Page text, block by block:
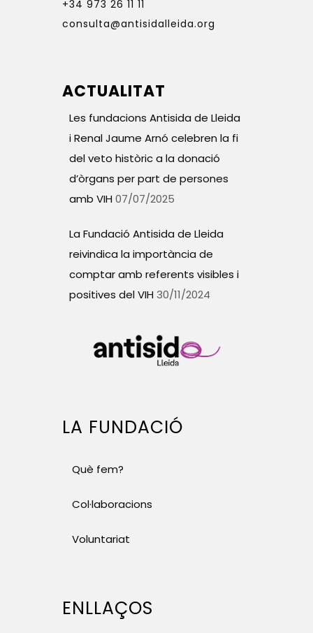
+34 973 26 11 11
consulta@antisidalleida.org
ACTUALITAT
Les fundacions Antisida de Lleida
i Renal Jaume Arnó celebren la fi
del veto històric a la donació
d’òrgans per part de persones
amb VIH 07/07/2025
La Fundació Antisida de Lleida
reivindica la importància de
comptar amb referents visibles i
positives del VIH 30/11/2024
LA FUNDACIÓ
Què fem?
Col·laboracions
Voluntariat
ENLLAÇOS